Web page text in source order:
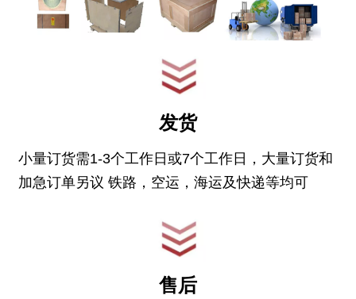
发货
小量订货需1-3个工作日或7个工作日，大量订货和
加急订单另议 铁路，空运，海运及快递等均可
售后